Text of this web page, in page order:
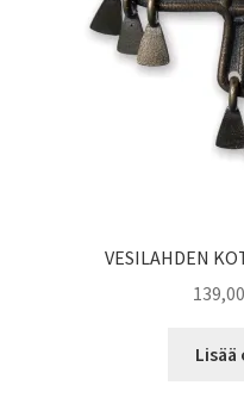
VESILAHDEN
139,00